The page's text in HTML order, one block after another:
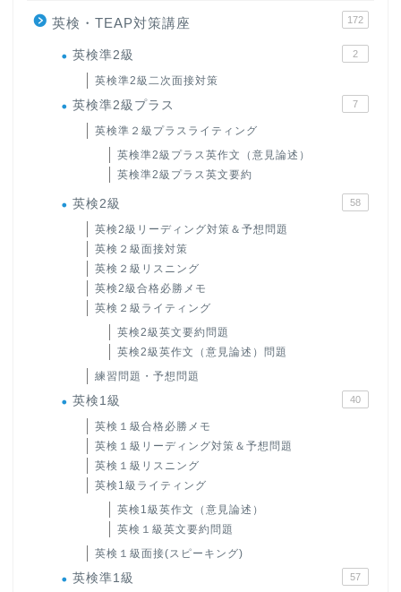
英検・TEAP対策講座 172
英検準2級 2
英検準2級二次面接対策
英検準2級プラス 7
英検準２級プラスライティング
英検準2級プラス英作文（意見論述）
英検準2級プラス英文要約
英検2級 58
英検2級リーディング対策＆予想問題
英検２級面接対策
英検２級リスニング
英検2級合格必勝メモ
英検２級ライティング
英検2級英文要約問題
英検2級英作文（意見論述）問題
練習問題・予想問題
英検1級 40
英検１級合格必勝メモ
英検１級リーディング対策＆予想問題
英検１級リスニング
英検1級ライティング
英検1級英作文（意見論述）
英検１級英文要約問題
英検１級面接(スピーキング)
英検準1級 57